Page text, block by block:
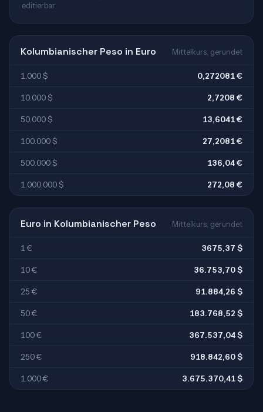
editierbar.
Kolumbianischer Peso in Euro Mittelkurs, gerundet
1.000 $ 0,272081 €
10.000 $ 2,7208 €
50.000 $ 13,6041 €
100.000 $ 27,2081 €
500.000 $ 136,04 €
1.000.000 $ 272,08 €
Euro in Kolumbianischer Peso Mittelkurs, gerundet
1 € 3675,37 $
10 € 36.753,70 $
25 € 91.884,26 $
50 € 183.768,52 $
100 € 367.537,04 $
250 € 918.842,60 $
1.000 € 3.675.370,41 $